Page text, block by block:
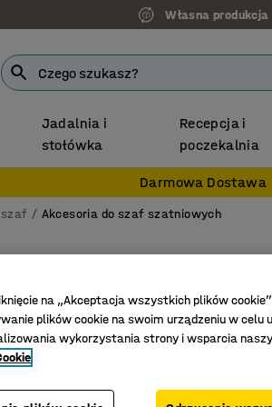
Własna produkcja
Jadalnia i
stołówka
Recepcja i
poczekalnia
Darmowa Dostawa
szaf Akcesoria do szaf szatniowych
na „Akceptacja wszystkich plików
plików cookie na swoim urządzeniu w
wykorzystania strony i wsparcia